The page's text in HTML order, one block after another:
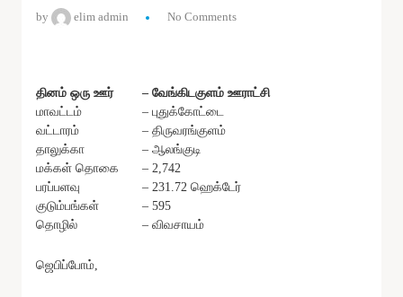
by
elim admin No Comments
தினம் ஒரு ஊர்
– வேங்கிடகுளம் ஊராட்சி
மாவட்டம்
– புதுக்கோட்டை
வட்டாரம்
– திருவரங்குளம்
தாலுக்கா
– ஆலங்குடி
மக்கள் தொகை
– 2,742
பரப்பளவு
– 231.72 ஹெக்டேர்
குடும்பங்கள்
– 595
தொழில்
– விவசாயம்
ஜெபிப்போம்,